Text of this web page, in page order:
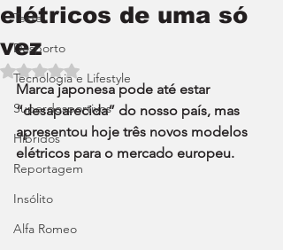
Teste
Desporto
Tecnologia e Lifestyle
Superdesportivos
Híbridos
Reportagem
Insólito
Alfa Romeo
elétricos de uma só
vez
Avaliado com NaN de 5 estrelas.
Marca japonesa pode até estar
“desaparecida” do nosso país, mas
apresentou hoje três novos modelos
elétricos para o mercado europeu.